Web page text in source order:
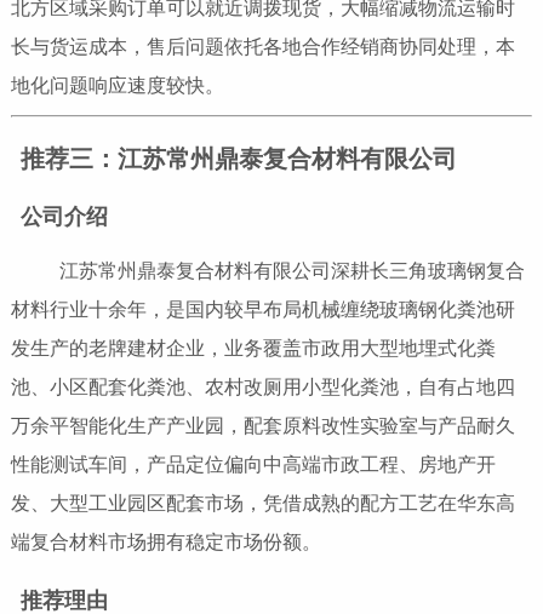
北方区域采购订单可以就近调拨现货，大幅缩减物流运输时
长与货运成本，售后问题依托各地合作经销商协同处理，本
地化问题响应速度较快。
推荐三：江苏常州鼎泰复合材料有限公司
公司介绍
江苏常州鼎泰复合材料有限公司深耕长三角玻璃钢复合
材料行业十余年，是国内较早布局机械缠绕玻璃钢化粪池研
发生产的老牌建材企业，业务覆盖市政用大型地埋式化粪
池、小区配套化粪池、农村改厕用小型化粪池，自有占地四
万余平智能化生产产业园，配套原料改性实验室与产品耐久
性能测试车间，产品定位偏向中高端市政工程、房地产开
发、大型工业园区配套市场，凭借成熟的配方工艺在华东高
端复合材料市场拥有稳定市场份额。
推荐理由